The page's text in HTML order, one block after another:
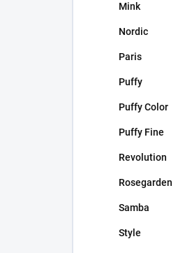
Mink
Nordic
Paris
Puffy
Puffy Color
Puffy Fine
Revolution
Rosegarden
Samba
Style